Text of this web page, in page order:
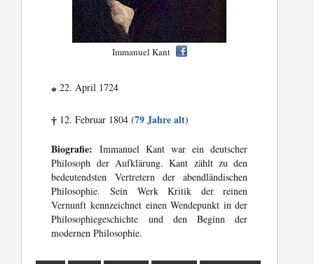
Immanuel Kant
* 22. April 1724
† 12. Februar 1804(79 Jahre alt)
Biografie: Immanuel Kant war ein deutscher
Philosoph der Aufklärung. Kant zählt zu den
bedeutendsten Vertretern der abendländischen
Philosophie. Sein Werk Kritik der reinen
Vernunft kennzeichnet einen Wendepunkt in der
Philosophiegeschichte und den Beginn der
modernen Philosophie.